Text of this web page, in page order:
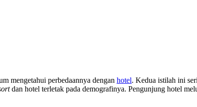
mengetahui perbedaannya dengan hotel. Kedua istilah ini
dan hotel terletak pada demografinya. Pengunjung hotel